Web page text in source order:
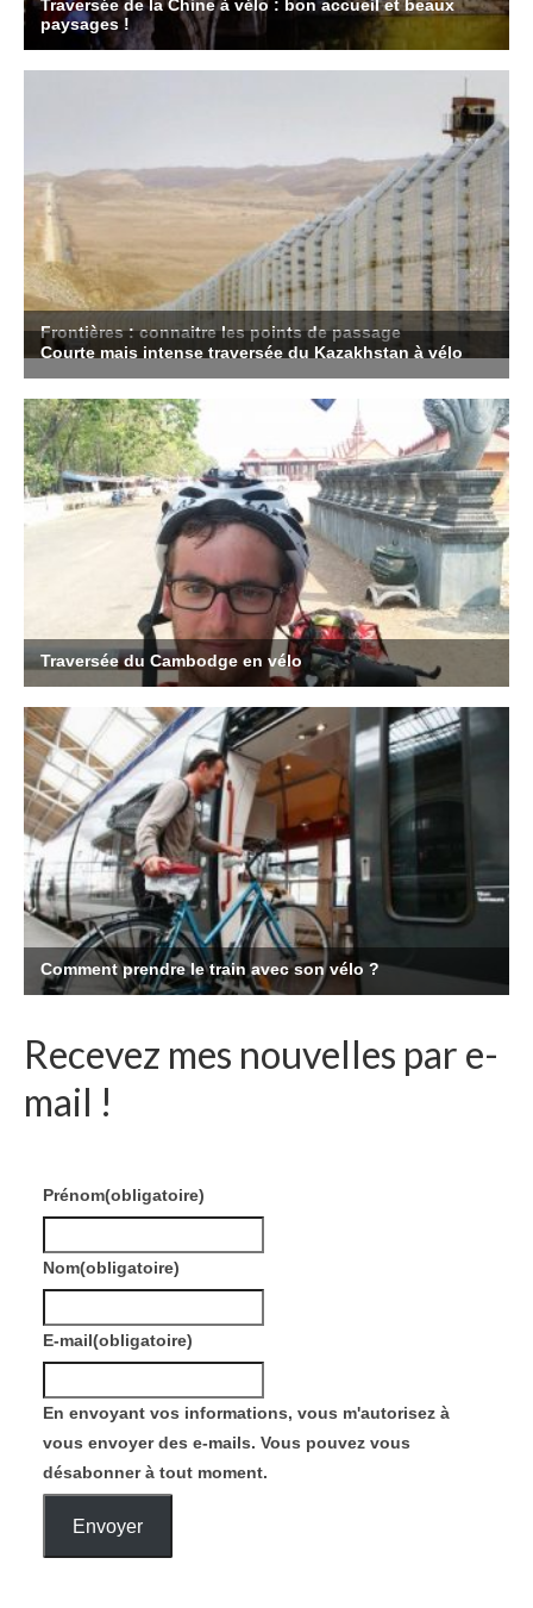
Recevez mes nouvelles par e-
mail !
Prénom(obligatoire)
Nom(obligatoire)
E-mail(obligatoire)
En envoyant vos informations, vous m'autorisez à
vous envoyer des e-mails. Vous pouvez vous
désabonner à tout moment.
Envoyer